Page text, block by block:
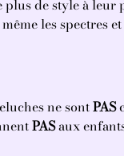
de style à leur
les spectres
ne sontPAS
PASaux